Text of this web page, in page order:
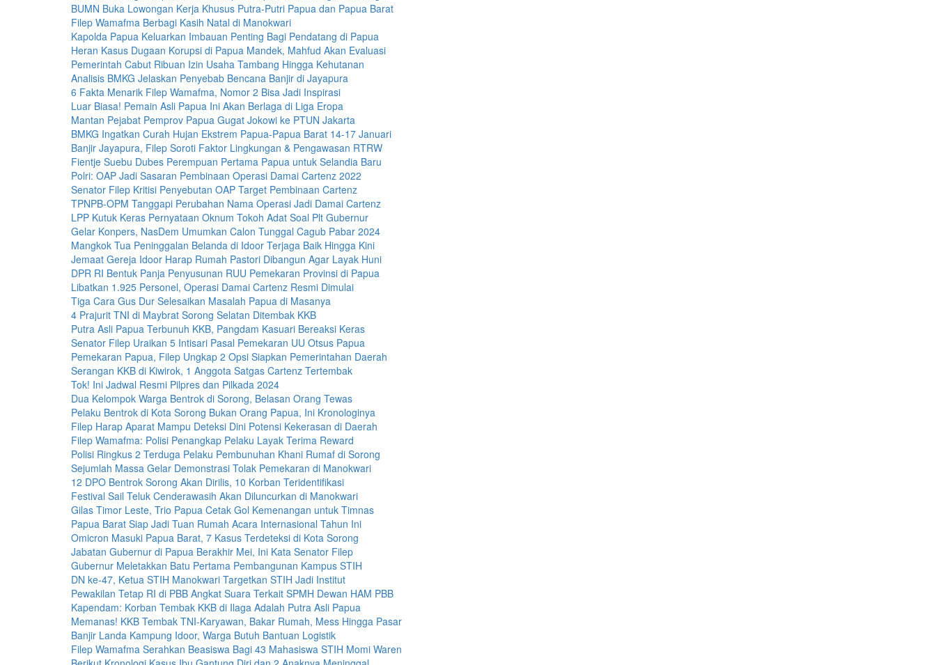
BUMN Buka Lowongan Kerja Khusus Putra-Putri Papua dan Papua Barat
Filep Wamafma Berbagi Kasih Natal di Manokwari
Kapolda Papua Keluarkan Imbauan Penting Bagi Pendatang di Papua
Heran Kasus Dugaan Korupsi di Papua Mandek, Mahfud Akan Evaluasi
Pemerintah Cabut Ribuan Izin Usaha Tambang Hingga Kehutanan
Analisis BMKG Jelaskan Penyebab Bencana Banjir di Jayapura
6 Fakta Menarik Filep Wamafma, Nomor 2 Bisa Jadi Inspirasi
Luar Biasa! Pemain Asli Papua Ini Akan Berlaga di Liga Eropa
Mantan Pejabat Pemprov Papua Gugat Jokowi ke PTUN Jakarta
BMKG Ingatkan Curah Hujan Ekstrem Papua-Papua Barat 14-17 Januari
Banjir Jayapura, Filep Soroti Faktor Lingkungan & Pengawasan RTRW
Fientje Suebu Dubes Perempuan Pertama Papua untuk Selandia Baru
Polri: OAP Jadi Sasaran Pembinaan Operasi Damai Cartenz 2022
Senator Filep Kritisi Penyebutan OAP Target Pembinaan Cartenz
TPNPB-OPM Tanggapi Perubahan Nama Operasi Jadi Damai Cartenz
LPP Kutuk Keras Pernyataan Oknum Tokoh Adat Soal Plt Gubernur
Gelar Konpers, NasDem Umumkan Calon Tunggal Cagub Pabar 2024
Mangkok Tua Peninggalan Belanda di Idoor Terjaga Baik Hingga Kini
Jemaat Gereja Idoor Harap Rumah Pastori Dibangun Agar Layak Huni
DPR RI Bentuk Panja Penyusunan RUU Pemekaran Provinsi di Papua
Libatkan 1.925 Personel, Operasi Damai Cartenz Resmi Dimulai
Tiga Cara Gus Dur Selesaikan Masalah Papua di Masanya
4 Prajurit TNI di Maybrat Sorong Selatan Ditembak KKB
Putra Asli Papua Terbunuh KKB, Pangdam Kasuari Bereaksi Keras
Senator Filep Uraikan 5 Intisari Pasal Pemekaran UU Otsus Papua
Pemekaran Papua, Filep Ungkap 2 Opsi Siapkan Pemerintahan Daerah
Serangan KKB di Kiwirok, 1 Anggota Satgas Cartenz Tertembak
Tok! Ini Jadwal Resmi Pilpres dan Pilkada 2024
Dua Kelompok Warga Bentrok di Sorong, Belasan Orang Tewas
Pelaku Bentrok di Kota Sorong Bukan Orang Papua, Ini Kronologinya
Filep Harap Aparat Mampu Deteksi Dini Potensi Kekerasan di Daerah
Filep Wamafma: Polisi Penangkap Pelaku Layak Terima Reward
Polisi Ringkus 2 Terduga Pelaku Pembunuhan Khani Rumaf di Sorong
Sejumlah Massa Gelar Demonstrasi Tolak Pemekaran di Manokwari
12 DPO Bentrok Sorong Akan Dirilis, 10 Korban Teridentifikasi
Festival Sail Teluk Cenderawasih Akan Diluncurkan di Manokwari
Gilas Timor Leste, Trio Papua Cetak Gol Kemenangan untuk Timnas
Papua Barat Siap Jadi Tuan Rumah Acara Internasional Tahun Ini
Omicron Masuki Papua Barat, 7 Kasus Terdeteksi di Kota Sorong
Jabatan Gubernur di Papua Berakhir Mei, Ini Kata Senator Filep
Gubernur Meletakkan Batu Pertama Pembangunan Kampus STIH
DN ke-47, Ketua STIH Manokwari Targetkan STIH Jadi Institut
Pewakilan Tetap RI di PBB Angkat Suara Terkait SPMH Dewan HAM PBB
Kapendam: Korban Tembak KKB di Ilaga Adalah Putra Asli Papua
Memanas! KKB Tembak TNI-Karyawan, Bakar Rumah, Mess Hingga Pasar
Banjir Landa Kampung Idoor, Warga Butuh Bantuan Logistik
Filep Wamafma Serahkan Beasiswa Bagi 43 Mahasiswa STIH Momi Waren